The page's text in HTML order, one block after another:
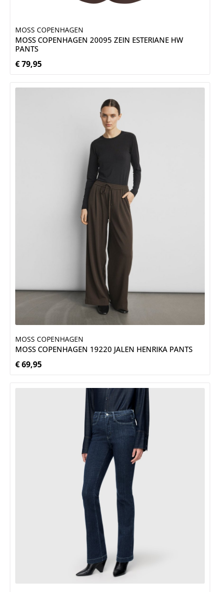
MOSS COPENHAGEN
MOSS COPENHAGEN 20095 ZEIN ESTERIANE HW
PANTS
Normale prijs:
€ 79,95
MOSS COPENHAGEN
MOSS COPENHAGEN 19220 JALEN HENRIKA PANTS
Normale prijs:
€ 69,95